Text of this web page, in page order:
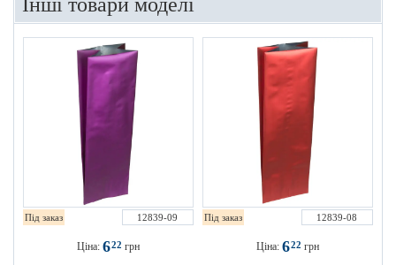
Під заказ 12839-09
Ціна: 622 грн
Під заказ 12839-08
Ціна: 622 грн